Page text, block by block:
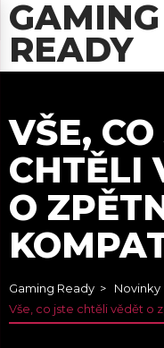
GAMING
READY
VŠE,
CHTĚLI
O
Gaming Ready
Novinky
Vše, co jste chtěli vědět o